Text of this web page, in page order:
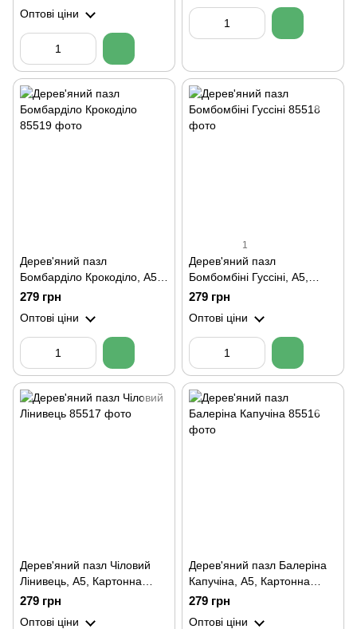
Оптові ціни
Дерев'яний пазл
Бомбарділо Крокоділо, А5,
Картонна коробка
279 грн
Оптові ціни
1
Дерев'яний пазл
Бомбомбіні Гуссіні, А5,
Картонна коробка
279 грн
Оптові ціни
Дерев'яний пазл Чіловий
Лінивець, А5, Картонна
коробка
279 грн
Оптові ціни
Дерев'яний пазл Балеріна
Капучіна, А5, Картонна
коробка
279 грн
Оптові ціни